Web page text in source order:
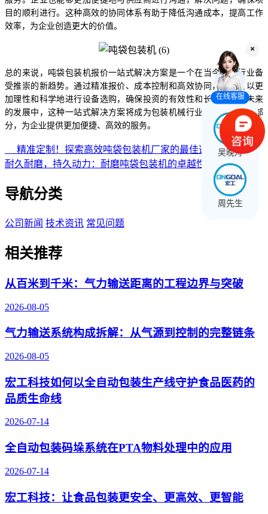
目的顺利进行。这种高效的协同体系有助于降低沟通成本，提高工作
效率，为企业创造更大的价值。
总的来说，吨袋包装机报价一站式解决方案是一个在当今包装行业备
受推崇的新趋势。通过精准报价、成本控制和高效协同，企业可以更
加理性和科学地进行设备选购，确保投资的有效性和长远性。在未来
的发展中，这种一站式解决方案将成为包装机械行业不可或缺的一部
分，为企业提供更加便捷、高效的服务。
精准定制！探索高效吨袋包装机厂家的最佳选择
耐久耐磨，持久动力：耐磨吨袋包装机的卓越性能！
导航分类
公司新闻 技术资讯 常见问题
相关推荐
从百米到千米：气力输送距离的工程边界与突破
2026-08-05
气力输送系统构成拆解：从气源到控制的完整链条
2026-08-05
宏工科技如何以全自动包装生产线守护食品医药的
品质生命线
2026-07-14
全自动包装码垛系统在PTA物料处理中的应用
2026-07-14
宏工科技：让食品包装更安全、更高效、更智能
在线客服
吴晚舟
周先生